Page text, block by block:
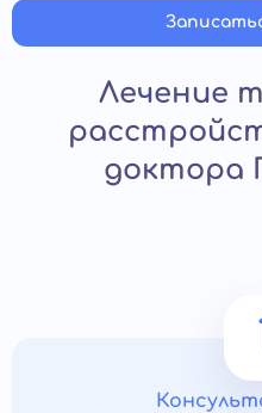
Лечение
доктора